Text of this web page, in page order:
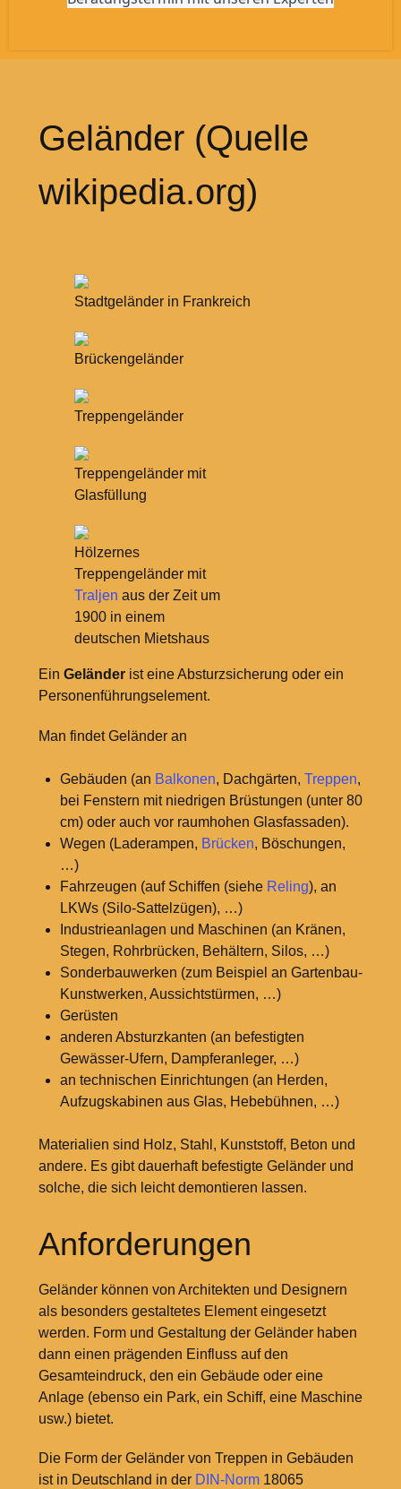
Geländer (Quelle
wikipedia.org)
Stadtgeländer in Frankreich
Brückengeländer
Treppengeländer
Treppengeländer mit
Glasfüllung
Hölzernes
Treppengeländer mit
Traljen aus der Zeit um
1900 in einem
deutschen Mietshaus
Ein Geländerist eine Absturzsicherung oder ein
Personenführungselement.
Man findet Geländer an
Gebäuden (an Balkonen, Dachgärten, Treppen,
bei Fenstern mit niedrigen Brüstungen (unter 80
cm) oder auch vor raumhohen Glasfassaden).
Wegen (Laderampen, Brücken, Böschungen,
…)
Fahrzeugen (auf Schiffen (siehe Reling), an
LKWs (Silo-Sattelzügen), …)
Industrieanlagen und Maschinen (an Kränen,
Stegen, Rohrbrücken, Behältern, Silos, …)
Sonderbauwerken (zum Beispiel an Gartenbau-
Kunstwerken, Aussichtstürmen, …)
Gerüsten
anderen Absturzkanten (an befestigten
Gewässer-Ufern, Dampferanleger, …)
an technischen Einrichtungen (an Herden,
Aufzugskabinen aus Glas, Hebebühnen, …)
Materialien sind Holz, Stahl, Kunststoff, Beton und
andere. Es gibt dauerhaft befestigte Geländer und
solche, die sich leicht demontieren lassen.
Anforderungen
Geländer können von Architekten und Designern
als besonders gestaltetes Element eingesetzt
werden. Form und Gestaltung der Geländer haben
dann einen prägenden Einfluss auf den
Gesamteindruck, den ein Gebäude oder eine
Anlage (ebenso ein Park, ein Schiff, eine Maschine
usw.) bietet.
Die Form der Geländer von Treppen in Gebäuden
ist in Deutschland in der DIN-Norm18065